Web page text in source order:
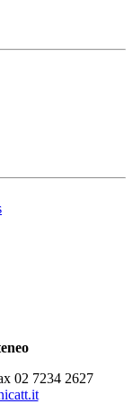
02 7234 2627